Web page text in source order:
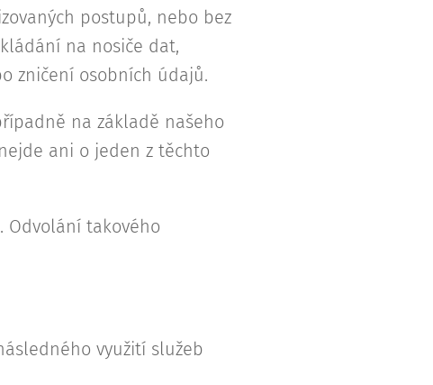
postupů, nebo bez
na nosiče dat,
zničení osobních údajů.
na základě našeho
ani o jeden z těchto
Odvolání takového
využití služeb